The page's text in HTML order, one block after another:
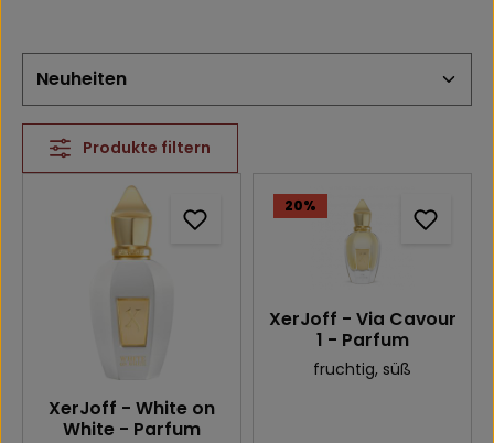
Produkte filtern
XerJoff - White on
White - Parfum
20%
XerJoff - Via Cavour
1 - Parfum
fruchtig, süß